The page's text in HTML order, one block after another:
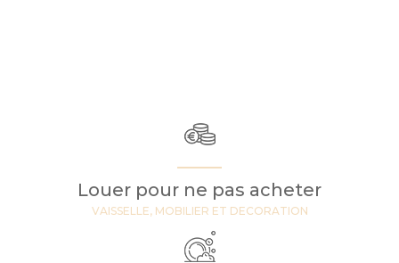
Louer pour ne pas acheter
VAISSELLE, MOBILIER ET DECORATION